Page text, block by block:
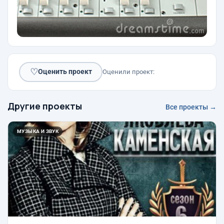
♡Оценить проект Оценили проект:
Другие проекты Все проекты →
МУЗЫКА И ЗВУК